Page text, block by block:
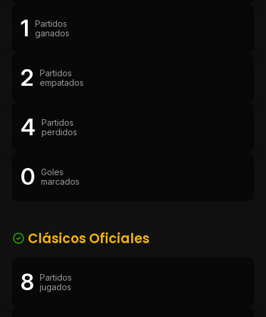
1
Partidos
ganados
2
Partidos
empatados
4
Partidos
perdidos
0
Goles
marcados
Clásicos Oficiales
8
Partidos
jugados